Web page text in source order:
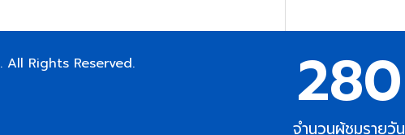
. All Rights Reserved.
จำนวนผู้ชมรายวัน
280